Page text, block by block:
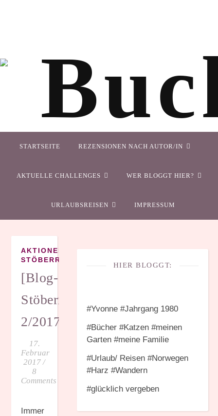
STARTSEITE REZENSIONEN NACH AUTOR/IN
AKTUELLE CHALLENGES WER BLOGGT HIER?
URLAUBSREISEN IMPRESSUM
AKTIONEN
STÖBERRUNDE
[Blog-
Stöberrunde]
2/2017
17.
Februar
2017 /
8
Comments
Immer
HIER BLOGGT:
#Yvonne #Jahrgang 1980
#Bücher #Katzen #meinen
Garten #meine Familie
#Urlaub/ Reisen #Norwegen
#Harz #Wandern
#glücklich vergeben